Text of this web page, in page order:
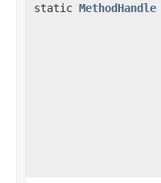
static MethodHandle